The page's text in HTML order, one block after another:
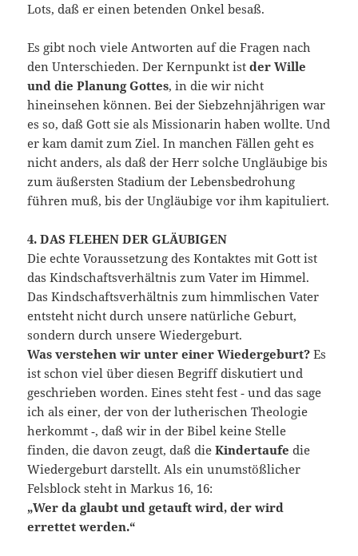
Lots, daß er einen betenden Onkel besaß.
Es gibt noch viele Antworten auf die Fragen nach
den Unterschieden. Der Kernpunkt ist der Wille
und die Planung Gottes, in die wir nicht
hineinsehen können. Bei der Siebzehnjährigen war
es so, daß Gott sie als Missionarin haben wollte. Und
er kam damit zum Ziel. In manchen Fällen geht es
nicht anders, als daß der Herr solche Ungläubige bis
zum äußersten Stadium der Lebensbedrohung
führen muß, bis der Ungläubige vor ihm kapituliert.
4. DAS FLEHEN DER GLÄUBIGEN
Die echte Voraussetzung des Kontaktes mit Gott ist
das Kindschaftsverhältnis zum Vater im Himmel.
Das Kindschaftsverhältnis zum himmlischen Vater
entsteht nicht durch unsere natürliche Geburt,
sondern durch unsere Wiedergeburt.
Was verstehen wir unter einer Wiedergeburt? Es
ist schon viel über diesen Begriff diskutiert und
geschrieben worden. Eines steht fest ‑ und das sage
ich als einer, der von der lutherischen Theologie
herkommt ‑, daß wir in der Bibel keine Stelle
finden, die davon zeugt, daß dieKindertaufe die
Wiedergeburt darstellt. Als ein unumstößlicher
Felsblock steht in Markus 16, 16:
„Wer da glaubt und getauft wird, der wird
errettet werden.“